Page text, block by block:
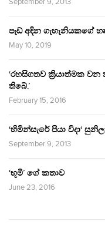
පෑඩ් අඳින ගැහැනියකගේ
May 10, 2019
‘රහසිගතව ක්‍රියාත්මක
තිබේ.’
February 15, 2016
‘හිමින්සැරේ පියා විදා‘
September 9, 2013
‘භූමි’ ගේ කතාව
June 23, 2016